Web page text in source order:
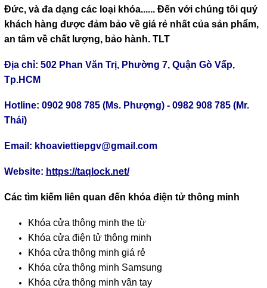
Đức, và đa dạng các loại khóa...... Đến với chúng tôi quý
khách hàng được đảm bảo về giá rẻ nhất của sản phẩm,
an tâm về chất lượng, bảo hành. TLT
Địa chỉ: 502 Phan Văn Trị, Phường 7, Quận Gò Vấp,
Tp.HCM
Hotline: 0902 908 785 (Ms. Phượng) - 0982 908 785 (Mr.
Thái)
Email: khoaviettiepgv@gmail.com
Website: https://taqlock.net/
Các tìm kiếm liên quan đến khóa điện tử thông minh
Khóa cửa thông minh the từ
Khóa cửa điện tử thông minh
Khóa cửa thông minh giá rẻ
Khóa cửa thông minh Samsung
Khóa cửa thông minh vân tay